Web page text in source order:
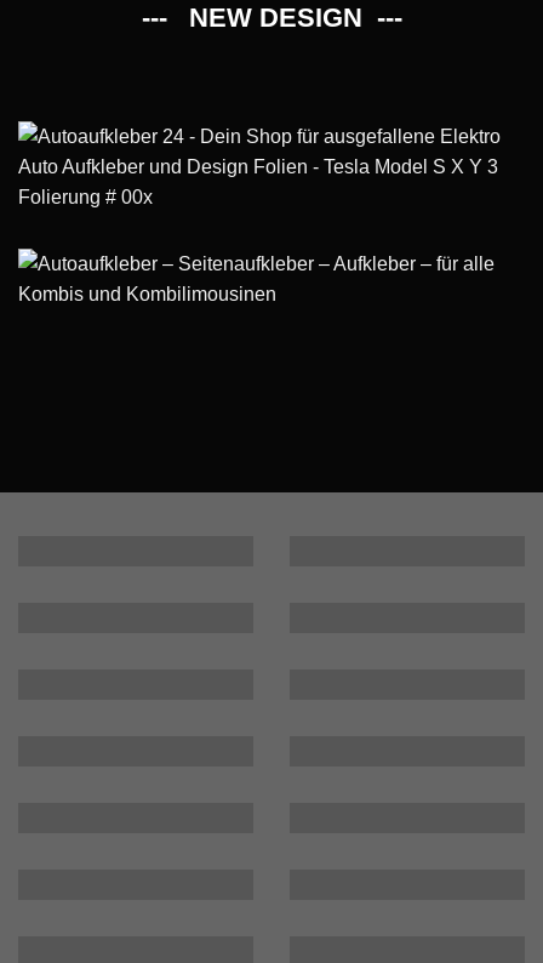
--- NEW DESIGN ---